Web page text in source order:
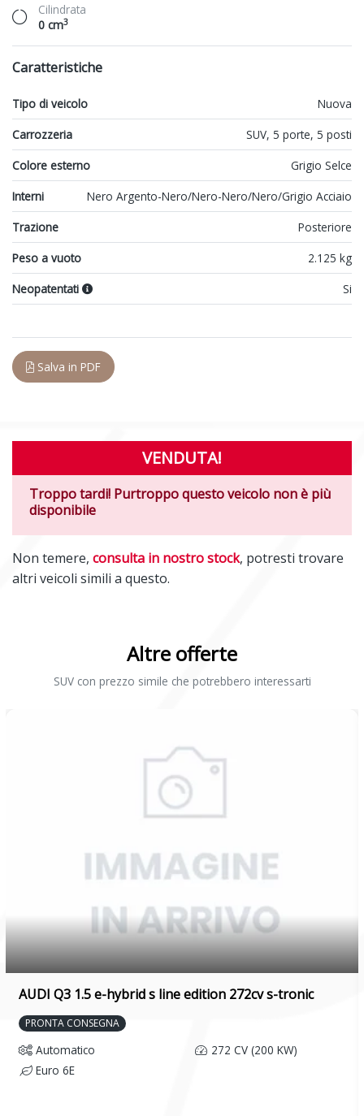
Cilindrata
0 cm3
Caratteristiche
Tipo di veicolo
Nuova
Carrozzeria
SUV, 5 porte, 5 posti
Colore esterno
Grigio Selce
Interni
Nero Argento-Nero/Nero-Nero/Nero/Grigio Acciaio
Trazione
Posteriore
Peso a vuoto
2.125 kg
Neopatentati
Si
Salva in PDF
VENDUTA!
Troppo tardi! Purtroppo questo veicolo non è più
disponibile
Non temere, consulta in nostro stock, potresti trovare
altri veicoli simili a questo.
Altre offerte
SUV con prezzo simile che potrebbero interessarti
AUDI Q3 1.5 e-hybrid s line edition 272cv s-tronic
PRONTA CONSEGNA
Automatico
272 CV (200 KW)
Euro 6E